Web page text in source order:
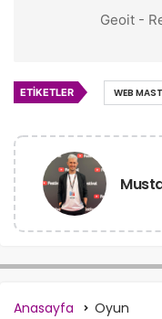
Geoit -
ETIKETLER WEB
Anasayfa Oyun